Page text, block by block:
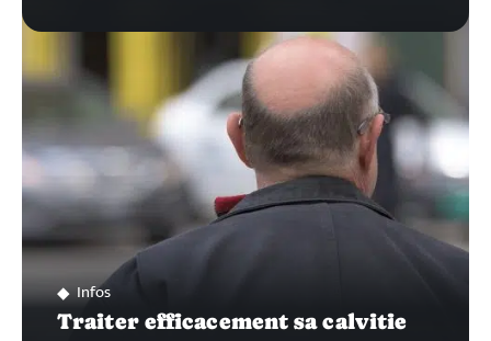
Infos
Traiter efficacement sa calvitie